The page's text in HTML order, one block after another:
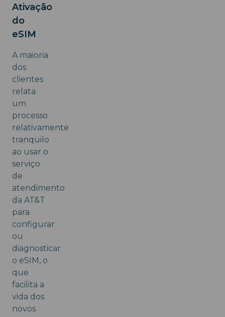
Ativação
do
eSIM
A maioria
dos
clientes
relata
um
processo
relativamente
tranquilo
ao usar o
serviço
de
atendimento
da AT&T
para
configurar
ou
diagnosticar
o eSIM, o
que
facilita a
vida dos
novos